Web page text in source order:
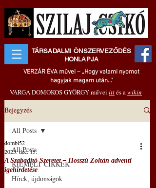
TÁRSADALMI ÖNSZERVEZŐDÉS
HONLAPJA
VERZÁR ÉVA művei – „Hogy valami nyomot
hagyjak magam után..."
VARGA DOMOKOS GYÖRGY művei ittés awikin
Bejegyzés
All Posts
KIEMELT CIKKEK
Hírek, újdonságok
All Posts
A Szabadító Szeretet ‒ Hosszú Zoltán adventi
igehirdetése
dombi52
2025. dec. 15.